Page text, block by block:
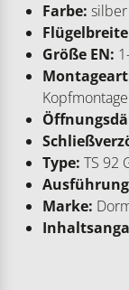
Farbe: silber
Größe EN:
Type: TS 92
Marke: